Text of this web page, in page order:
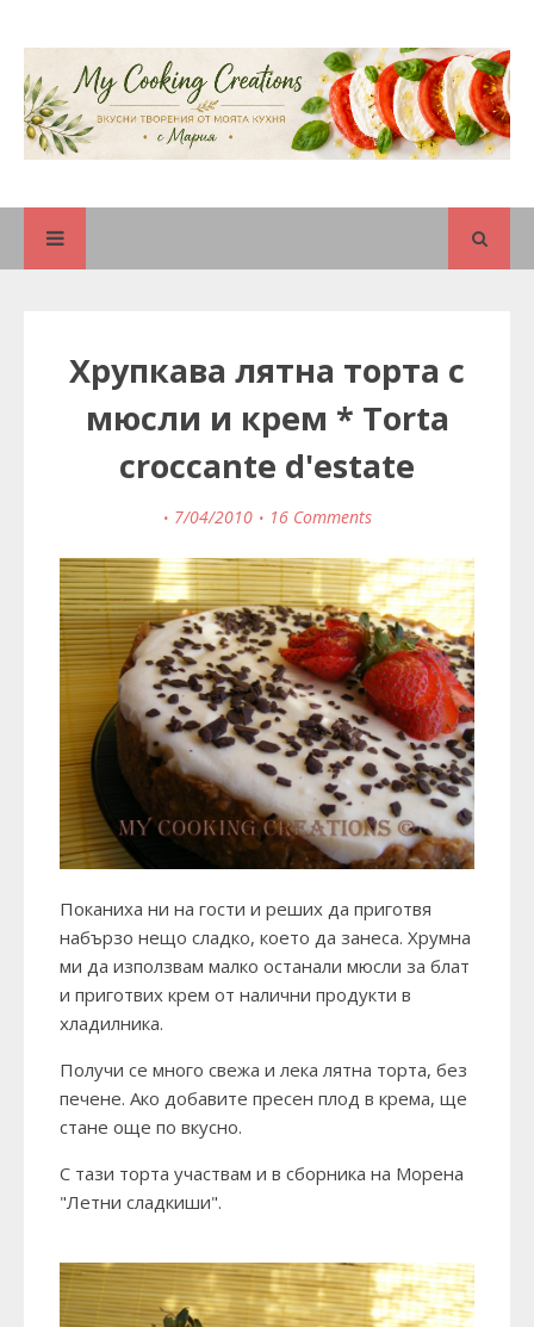
Хрупкава лятна торта с
мюсли и крем * Torta
croccante d'estate
7/04/2010 16 Comments
Поканиха ни на гости и реших да приготвя
набързо нещо сладко, което да занеса. Хрумна
ми да използвам малко останали мюсли за блат
и приготвих крем от налични продукти в
хладилника.
Получи се много свежа и лека лятна торта, без
печене. Ако добавите пресен плод в крема, ще
стане още по вкусно.
С тази торта участвам и в сборника на Морена
"Летни сладкиши".